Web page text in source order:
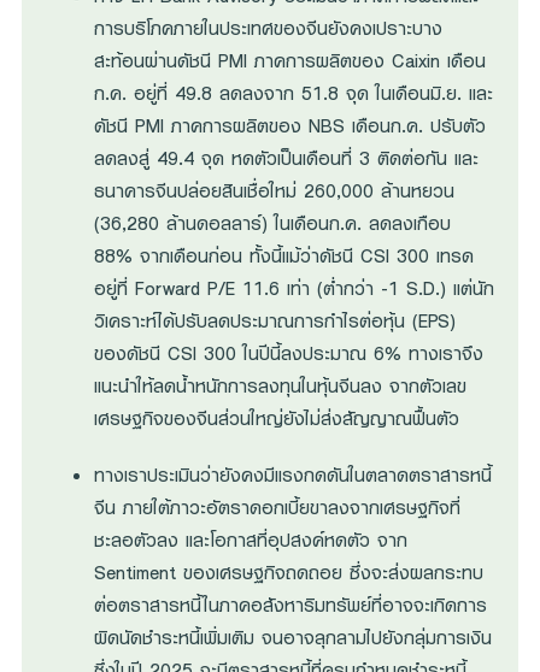
การบริโภคภายในประเทศของจีนยังคงเปราะบาง
สะท้อนผ่านดัชนี PMI ภาคการผลิตของ Caixin เดือน
ก.ค. อยู่ที่ 49.8 ลดลงจาก 51.8 จุด ในเดือนมิ.ย. และ
ดัชนี PMI ภาคการผลิตของ NBS เดือนก.ค. ปรับตัว
ลดลงสู่ 49.4 จุด หดตัวเป็นเดือนที่ 3 ติดต่อกัน และ
ธนาคารจีนปล่อยสินเชื่อใหม่ 260,000 ล้านหยวน
(36,280 ล้านดอลลาร์) ในเดือนก.ค. ลดลงเกือบ
88% จากเดือนก่อน ทั้งนี้แม้ว่าดัชนี CSI 300 เทรด
อยู่ที่ Forward P/E 11.6 เท่า (ต่ำกว่า -1 S.D.) แต่นัก
วิเคราะห์ได้ปรับลดประมาณการกำไรต่อหุ้น (EPS)
ของดัชนี CSI 300 ในปีนี้ลงประมาณ 6% ทางเราจึง
แนะนำให้ลดน้ำหนักการลงทุนในหุ้นจีนลง จากตัวเลข
เศรษฐกิจของจีนส่วนใหญ่ยังไม่ส่งสัญญาณฟื้นตัว
ทางเราประเมินว่ายังคงมีแรงกดดันในตลาดตราสารหนี้
จีน ภายใต้ภาวะอัตราดอกเบี้ยขาลงจากเศรษฐกิจที่
ชะลอตัวลง และโอกาสที่อุปสงค์หดตัว จาก
Sentiment ของเศรษฐกิจถดถอย ซึ่งจะส่งผลกระทบ
ต่อตราสารหนี้ในภาคอสังหาริมทรัพย์ที่อาจจะเกิดการ
ผิดนัดชำระหนี้เพิ่มเติม จนอาจลุกลามไปยังกลุ่มการเงิน